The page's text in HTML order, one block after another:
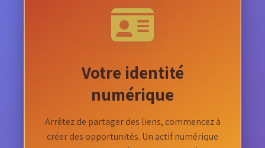
Votre identité
numérique
Arrêtez de partager des liens, commencez à
créer des opportunités. Un actif numérique